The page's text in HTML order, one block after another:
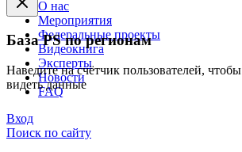
База PS по регионам
Наведите на счётчик пользователей, чтобы
видеть данные
О нас
Mероприятия
Федеральные проекты
Видеокнига
Эксперты
Новости
FAQ
Вход
Поиск по сайту